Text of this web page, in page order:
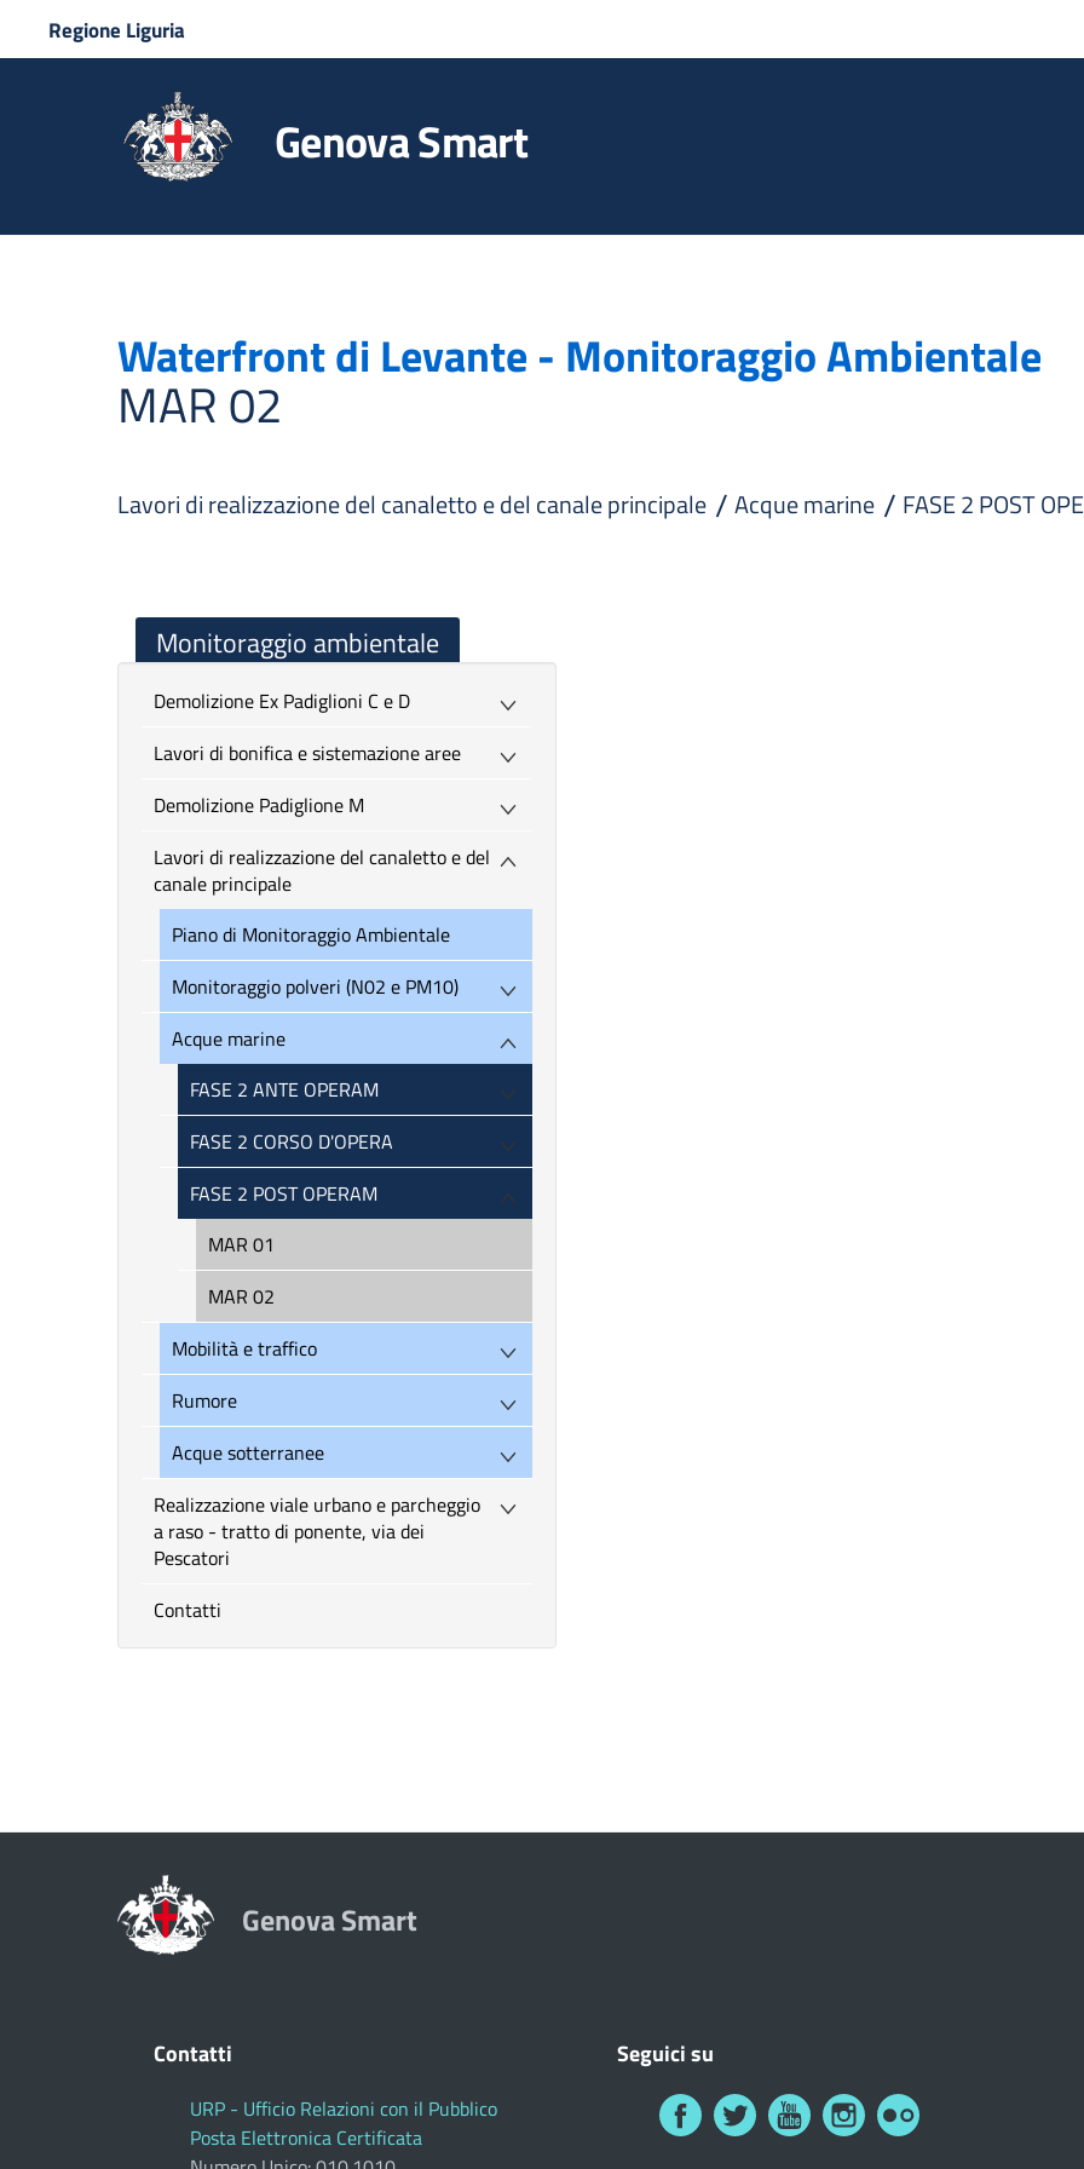
Regione Liguria
Genova Smart
Waterfront di Levante - Monitoraggio Ambientale
MAR 02
Lavori di realizzazione del canaletto e del canale principale Acque marine FASE 2 POST
Monitoraggio ambientale
Demolizione Ex Padiglioni C e D
Lavori di bonifica e sistemazione aree
Demolizione Padiglione M
Lavori di realizzazione del canaletto e del
canale principale
Piano di Monitoraggio Ambientale
Monitoraggio polveri (N02 e PM10)
Acque marine
FASE 2 ANTE OPERAM
FASE 2 CORSO D'OPERA
FASE 2 POST OPERAM
MAR 01
MAR 02
Mobilità e traffico
Rumore
Acque sotterranee
Realizzazione viale urbano e parcheggio
a raso - tratto di ponente, via dei
Pescatori
Contatti
Genova Smart
Contatti
URP - Ufficio Relazioni con il Pubblico
Posta Elettronica Certificata
Seguici su